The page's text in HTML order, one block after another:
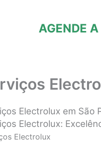
AGENDE
Electrolux em São
Electrolux:
Electrolux